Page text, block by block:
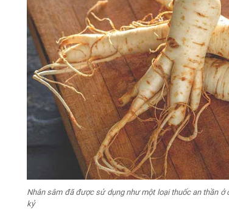
Nhân sâm đã được sử dụng như một loại thuốc an thần ở
kỷ